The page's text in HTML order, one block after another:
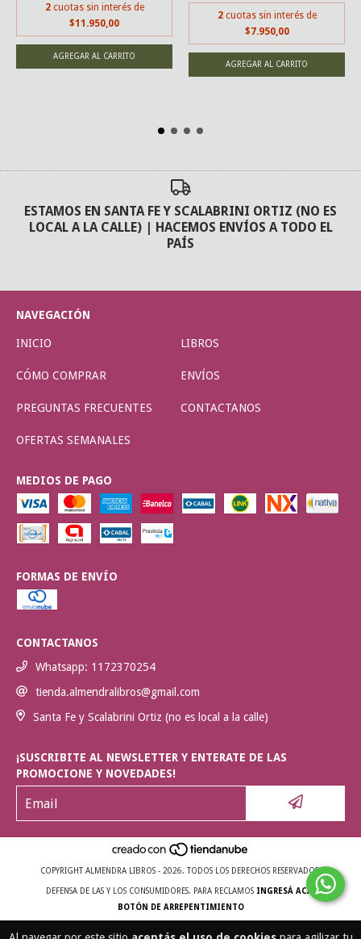
2 cuotas sin interés de
$11.950,00
2 cuotas sin interés de
$7.950,00
ESTAMOS EN SANTA FE Y SCALABRINI ORTIZ (NO ES
LOCAL A LA CALLE) | HACEMOS ENVÍOS A TODO EL
PAÍS
NAVEGACIÓN
INICIO LIBROS
CÓMO COMPRAR ENVÍOS
PREGUNTAS FRECUENTES CONTACTANOS
OFERTAS SEMANALES
MEDIOS DE PAGO
FORMAS DE ENVÍO
CONTACTANOS
Whatsapp: 1172370254
tienda.almendralibros@gmail.com
Santa Fe y Scalabrini Ortiz (no es local a la calle)
¡SUSCRIBITE AL NEWSLETTER Y ENTERATE DE LAS
PROMOCIONE Y NOVEDADES!
COPYRIGHT ALMENDRA LIBROS - 2026. TODOS LOS DERECHOS RESERVADOS.
DEFENSA DE LAS Y LOS CONSUMIDORES. PARA RECLAMOS INGRESÁ ACÁ.
BOTÓN DE ARREPENTIMIENTO